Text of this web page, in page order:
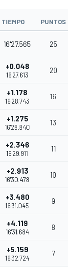
TIEMPO PUNTOS
16'27.565 25
+0.048
16'27.613
20
+1.178
16'28.743
16
+1.275
16'28.840
13
+2.346
16'29.911
11
+2.913
16'30.478
10
+3.480
16'31.045
9
+4.119
16'31.684
8
+5.159
16'32.724
7